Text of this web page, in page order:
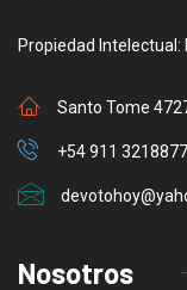
Propiedad Intelectual:
Santo Tome
+54 911
Nosotros